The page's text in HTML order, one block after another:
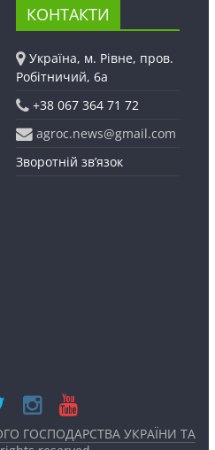
КОНТАКТИ
Україна, м. Рівне, пров.
Робітничий, 6а
+38 067 364 71 72
agroc.news@gmail.com
Зворотній зв’язок
ГОСПОДАРСТВА УКРАЇНИ ТА